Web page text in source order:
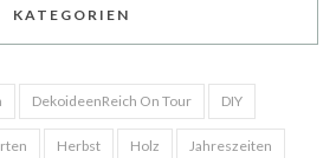
KATEGORIEN
DekoideenReich On Tour DIY
Herbst Holz Jahreszeiten